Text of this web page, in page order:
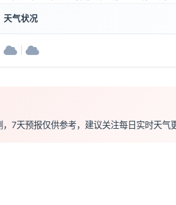
天气状况
7天预报仅供参考，建议关注每日实时天气